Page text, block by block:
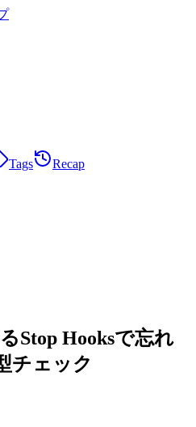
Tags
Recap
Stop Hooksで忘れ
チェック